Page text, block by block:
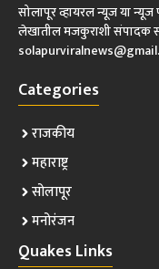
सोलापूर व्हायरल न्यूज या न्यूज
लेखातील मजकुराशी संपादक
Categories
राजकीय
महाराष्ट्र
सोलापूर
मनोरंजन
Quakes Links